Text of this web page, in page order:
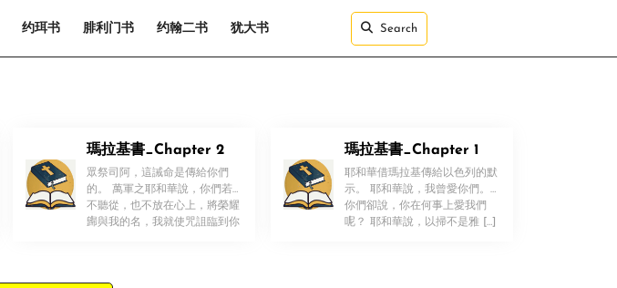
约珥书 腓利门书 约翰二书 犹大书 Search
瑪拉基書_Chapter 2
眾祭司阿，這誡命是傳給你們
的。 萬軍之耶和華說，你們若
不聽從，也不放在心上，將榮耀
歸與我的名，我就使咒詛臨到你
！
瑪拉基書_Chapter 1
耶和華借瑪拉基傳給以色列的默
示。 耶和華說，我曾愛你們。
你們卻說，你在何事上愛我們
呢？ 耶和華說，以掃不是雅 […]
！